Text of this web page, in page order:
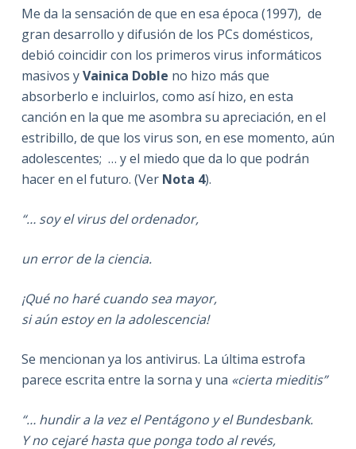
Me da la sensación de que en esa época (1997), de
gran desarrollo y difusión de los PCs domésticos,
debió coincidir con los primeros virus informáticos
masivos yVainica Doble no hizo más que
absorberlo e incluirlos, como así hizo, en esta
canción en la que me asombra su apreciación, en el
estribillo, de que los virus son, en ese momento, aún
adolescentes; … y el miedo que da lo que podrán
hacer en el futuro. (Ver Nota 4).
“… soy el virus del ordenador,
un error de la ciencia.
¡Qué no haré cuando sea mayor,
si aún estoy en la adolescencia!
Se mencionan ya los antivirus. La última estrofa
parece escrita entre la sorna y una «cierta mieditis”
“… hundir a la vez el Pentágono y el Bundesbank.
Y no cejaré hasta que ponga todo al revés,